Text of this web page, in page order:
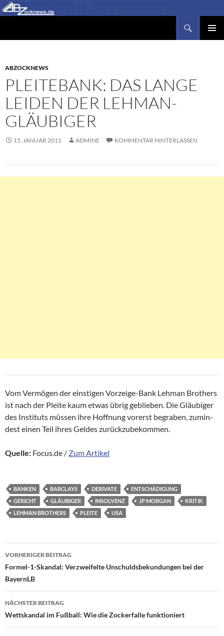
Zum
Inhalt
ABZOCKNEWS
PLEITEBANK: DAS LANGE
LEIDEN DER LEHMAN-
GLÄUBIGER
15. JANUAR 2011 ADMINE KOMMENTAR HINTERLASSEN
Vom Vermögen der einstigen Vorzeige-Bank Lehman Brothers
ist nach der Pleite kaum etwas übrig geblieben. Die Gläubiger
des Instituts müssen ihre Hoffnung vorerst begraben, zumin-
dest einen Teil ihres Geldes zurückzubekommen.
Quelle: Focus.de / Zum Artikel
BANKEN BARCLAYS DERIVATE
ENTSCHÄDIGUNG
GERICHT
GLÄUBIGER INSOLVENZ JP MORGAN
KRITIK
LEHMAN BROTHERS
PLEITE USA
Beitragsnavigation
VORHERIGER BEITRAG
Formel-1-Skandal: Verzweifelte Unschuldsbekundungen bei der
BayernLB
NÄCHSTER BEITRAG
Wettskandal im Fußball: Wie die Zockerfalle funktioniert